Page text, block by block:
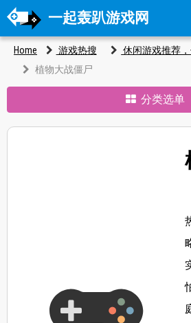
一起轰趴游戏网
Home 游戏热搜
休闲游戏推荐
植物大战僵尸
分类选单